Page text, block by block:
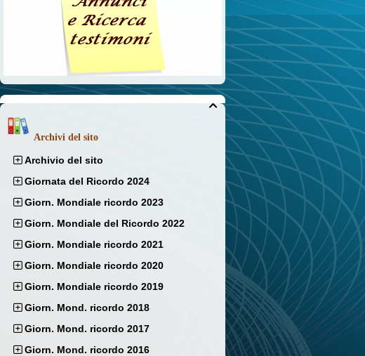

Archivi del sito
Archivio del sito
Giornata del Ricordo 2024
Giorn. Mondiale ricordo 2023
Giorn. Mondiale del Ricordo 2022
Giorn. Mondiale ricordo 2021
Giorn. Mondiale ricordo 2020
Giorn. Mondiale ricordo 2019
Giorn. Mond. ricordo 2018
Giorn. Mond. ricordo 2017
Giorn. Mond. ricordo 2016